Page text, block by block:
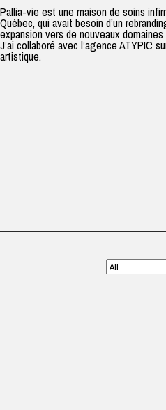
Pallia-vie est une maison de soins
Québec, qui avait besoin d’un
expansion vers de nouveaux
J’ai collaboré avec l’agence ATYPIC
artistique.